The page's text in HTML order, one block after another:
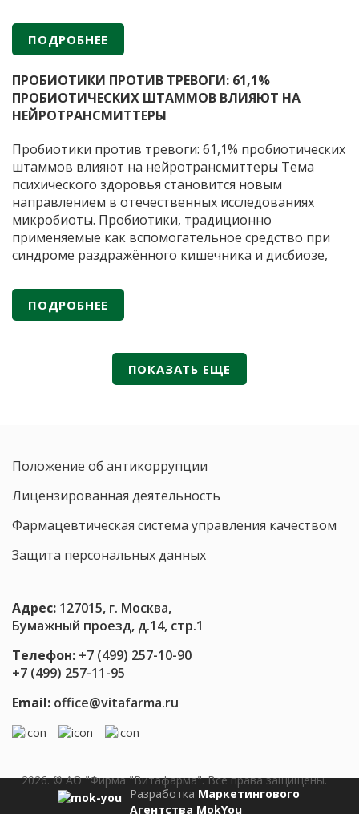
Герпетическая инфекция остается одной из самых
распространенных вирусных инфекций человека,
при этом стандартная антивирусная терапия
в
ПОДРОБНЕЕ
ПРОБИОТИКИ ПРОТИВ ТРЕВОГИ: 61,1%
ПРОБИОТИЧЕСКИХ ШТАММОВ ВЛИЯЮТ НА
НЕЙРОТРАНСМИТТЕРЫ
Пробиотики против тревоги: 61,1% пробиотических
штаммов влияют на нейротрансмиттеры Тема
психического здоровья становится новым
направлением в отечественных исследованиях
микробиоты. Пробиотики, традиционно
применяемые как вспомогательное средство при
синдроме раздражённого кишечника и дисбиозе,
модуляторы нейропсихических состояний. По
данным публикаций в российских научных журналах
(«Вестник Российской академии медицинских наук»,
гастроэнтерология»
против
влияют
нейротрансмиттеры
ПОДРОБНЕЕ
ПОКАЗАТЬ ЕЩЕ
Положение об антикоррупции
Лицензированная деятельность
Фармацевтическая система управления качеством
Защита персональных данных
2026. © АО "Фирма "Витафарма". Все права защищены.
Адрес: 127015, г. Москва,
Бумажный проезд, д.14, стр.1
Телефон: +7 (499) 257-10-90
+7 (499) 257-11-95
Email: office@vitafarma.ru
Разработка Маркетингового
Агентства MokYou